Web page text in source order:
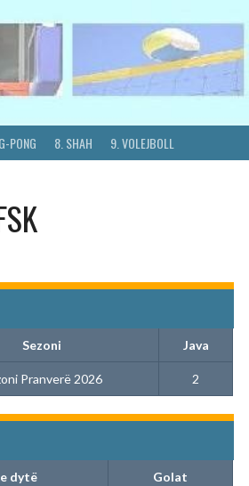
PONG 8. SHAH 9. VOLEJBOLL
Sezoni Java
Pranverë 2026 2
dytë Golat